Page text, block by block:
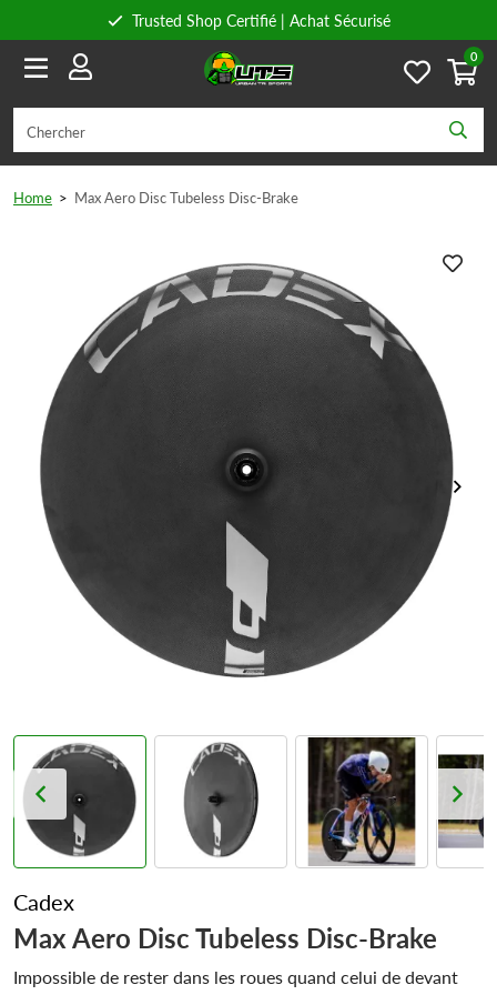
Trusted Shop Certifié | Achat Sécurisé
Conseils personnels
0
Home > Max Aero Disc Tubeless Disc-Brake
Cadex
Max Aero Disc Tubeless Disc-Brake
Impossible de rester dans les roues quand celui de devant